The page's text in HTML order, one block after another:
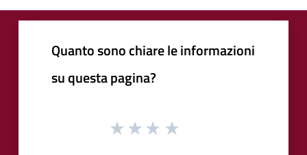
Quanto sono chiare le informazioni
su questa pagina?